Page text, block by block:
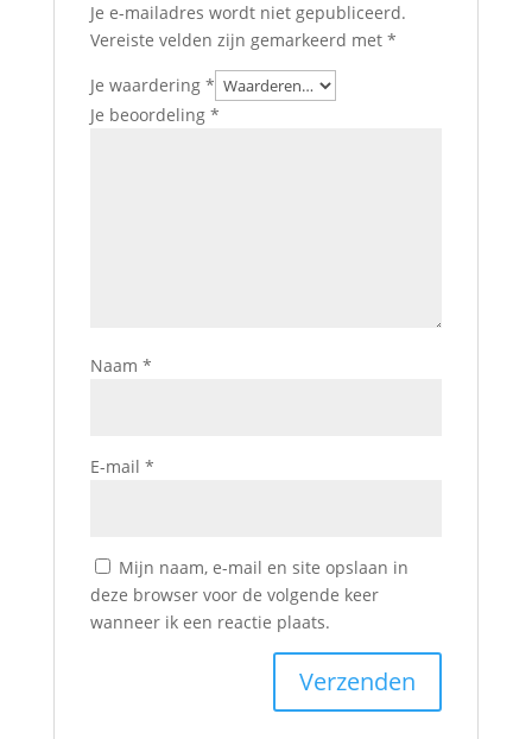
Je e-mailadres wordt niet gepubliceerd.
Vereiste velden zijn gemarkeerd met *
Je waardering *
Je beoordeling *
Naam *
E-mail *
Mijn naam, e-mail en site opslaan in
deze browser voor de volgende keer
wanneer ik een reactie plaats.